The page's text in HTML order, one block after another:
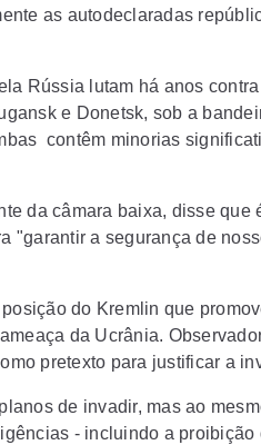
as autodeclaradas
Rússia lutam há anos
e Donetsk, sob a
contêm minorias
da câmara baixa, disse que
"garantir a segurança de
do Kremlin que
da Ucrânia.
pretexto para justificar a
de invadir, mas ao
- incluindo a proibição